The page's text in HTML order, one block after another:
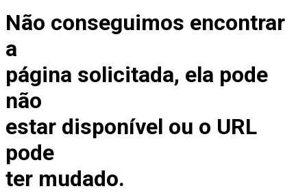
Não conseguimos encontrar
a
página solicitada, ela pode
não
estar disponível ou o URL
pode
ter mudado.